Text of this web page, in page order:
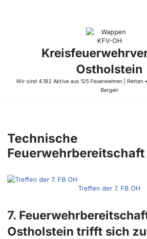
Ostholstein
Wir sind 4.192 Aktive aus 125 Feuerwehren | Retten
Bergen
Technische
Feuerwehrbereitschaft
Treffen der 7. FB OH
7.
Ostholstein trifft sich